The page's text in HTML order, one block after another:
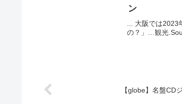
ン
... 大阪では
の？」…観光
【globe】名盤CD